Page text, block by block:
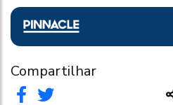
Compartilhar